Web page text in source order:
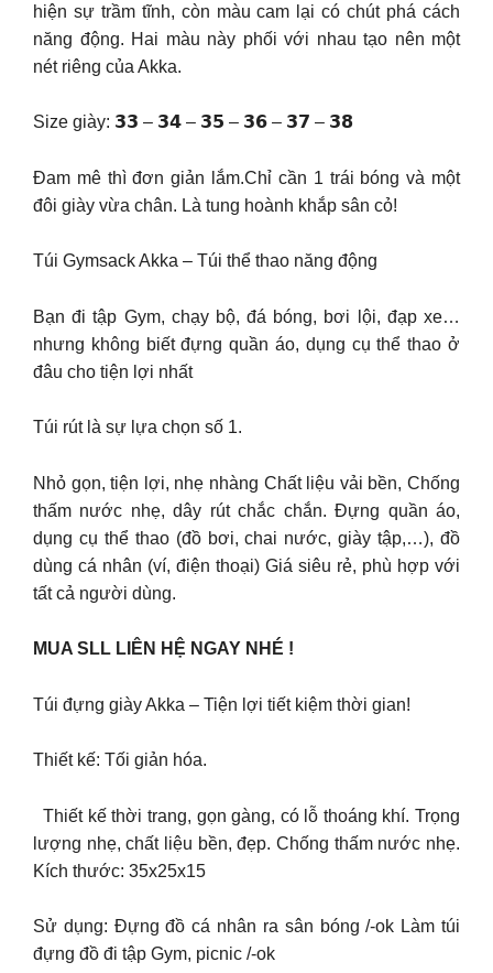
hiện sự trầm tĩnh, còn màu cam lại có chút phá cách
năng động. Hai màu này phối với nhau tạo nên một
nét riêng của Akka.
Size giày: 𝟯𝟯 – 𝟯𝟰 – 𝟯𝟱 – 𝟯𝟲 – 𝟯𝟳 – 𝟯𝟴
Đam mê thì đơn giản lắm.Chỉ cần 1 trái bóng và một
đôi giày vừa chân. Là tung hoành khắp sân cỏ!
Túi Gymsack Akka – Túi thể thao năng động
Bạn đi tập Gym, chạy bộ, đá bóng, bơi lội, đạp xe…
nhưng không biết đựng quần áo, dụng cụ thể thao ở
đâu cho tiện lợi nhất
Túi rút là sự lựa chọn số 1.
Nhỏ gọn, tiện lợi, nhẹ nhàng Chất liệu vải bền, Chống
thấm nước nhẹ, dây rút chắc chắn. Đựng quần áo,
dụng cụ thể thao (đồ bơi, chai nước, giày tập,…), đồ
dùng cá nhân (ví, điện thoại) Giá siêu rẻ, phù hợp với
tất cả người dùng.
MUA SLL LIÊN HỆ NGAY NHÉ !
Túi đựng giày Akka – Tiện lợi tiết kiệm thời gian!
Thiết kế: Tối giản hóa.
Thiết kế thời trang, gọn gàng, có lỗ thoáng khí. Trọng
lượng nhẹ, chất liệu bền, đẹp. Chống thấm nước nhẹ.
Kích thước: 35x25x15
Sử dụng: Đựng đồ cá nhân ra sân bóng /-ok Làm túi
đựng đồ đi tập Gym, picnic /-ok